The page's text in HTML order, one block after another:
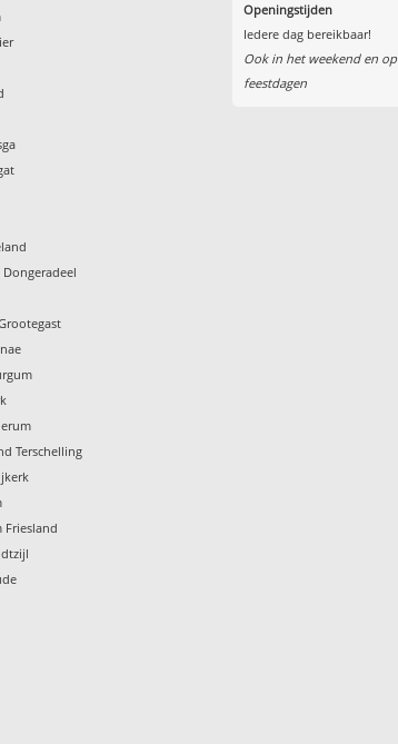
Dongeradeel
Terschelling
Friesland
Openingstijden
Iedere dag bereikbaar!
Ook in het weekend en op
feestdagen